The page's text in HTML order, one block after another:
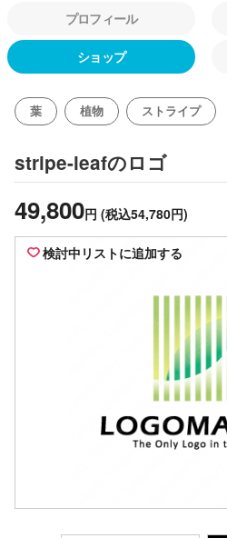
プロフィール
ショップ
葉 植物 ストライプ
stripe-leafのロゴ
49,800円 (税込54,780円)
検討中リストに追加する